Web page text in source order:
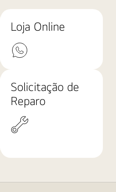
Loja Online
Solicitação de
Reparo